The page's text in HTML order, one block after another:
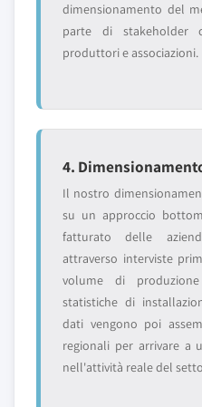
dimensionamento del
parte di stakeholder
produttori e associazioni.
4.
Il nostro
su un approccio
fatturato delle
attraverso interviste
volume di
statistiche di
dati vengono poi
regionali per arrivare a
nell'attività reale del